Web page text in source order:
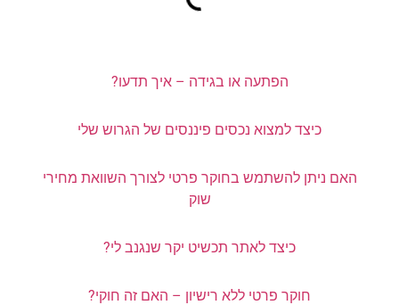
הפתעה או בגידה – איך תדעו?
כיצד למצוא נכסים פיננסים של הגרוש שלי
האם ניתן להשתמש בחוקר פרטי לצורך השוואת מחירי
שוק
כיצד לאתר תכשיט יקר שנגנב לי?
חוקר פרטי ללא רישיון – האם זה חוקי?